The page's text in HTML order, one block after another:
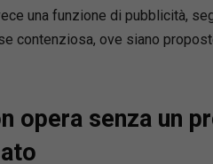
una funzione di pubblicità,
contenziosa, ove siano
opera senza un